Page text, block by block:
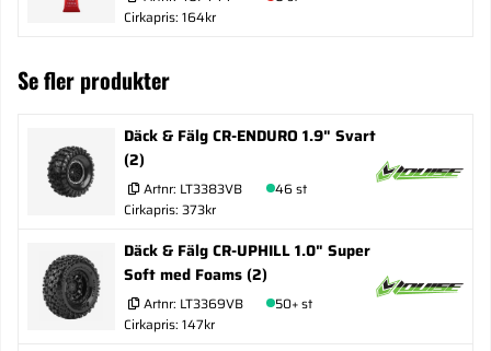
Cirkapris: 164kr
Se fler produkter
Däck & Fälg CR-ENDURO 1.9" Svart
(2)
Artnr: LT3383VB
46 st
Cirkapris: 373kr
Däck & Fälg CR-UPHILL 1.0" Super
Soft med Foams (2)
Artnr: LT3369VB
50+ st
Cirkapris: 147kr